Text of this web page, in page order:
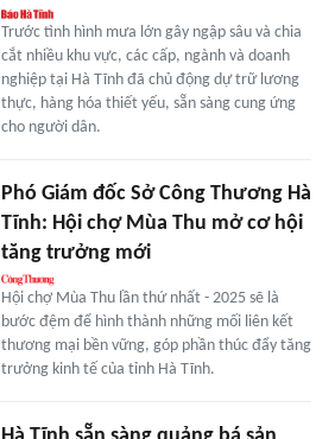
Trước tình hình mưa lớn gây ngập sâu và chia
cắt nhiều khu vực, các cấp, ngành và doanh
nghiệp tại Hà Tĩnh đã chủ động dự trữ lương
thực, hàng hóa thiết yếu, sẵn sàng cung ứng
cho người dân.
Phó Giám đốc Sở Công Thương Hà
Tĩnh: Hội chợ Mùa Thu mở cơ hội
tăng trưởng mới
Hội chợ Mùa Thu lần thứ nhất - 2025 sẽ là
bước đệm để hình thành những mối liên kết
thương mại bền vững, góp phần thúc đẩy tăng
trưởng kinh tế của tỉnh Hà Tĩnh.